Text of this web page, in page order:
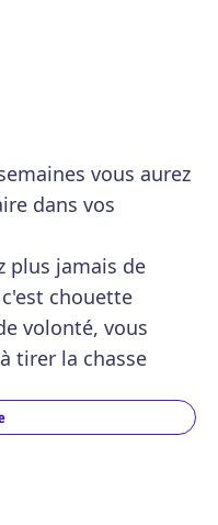
vous aurez
dans vos
plus jamais de
chouette
volonté, vous
tirer la chasse